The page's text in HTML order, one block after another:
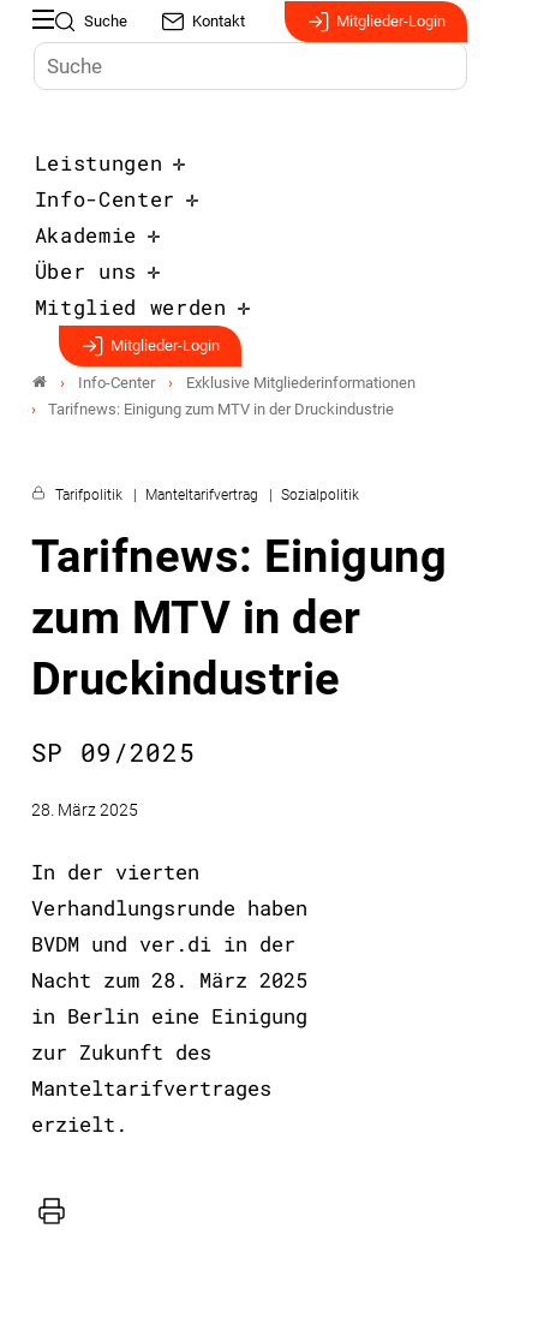
Suche Kontakt Mitglieder-Login
Leistungen
Info-Center
Akademie
Über uns
Mitglied werden
Mitglieder-Login
Info-Center
Exklusive Mitgliederinformationen
Tarifnews: Einigung zum MTV in der Druckindustrie
Tarifpolitik Manteltarifvertrag Sozialpolitik
Tarifnews: Einigung
zum MTV in der
Druckindustrie
SP 09/2025
28. März 2025
In der vierten
Verhandlungsrunde haben
BVDM und ver.di in der
Nacht zum 28. März 2025
in Berlin eine Einigung
zur Zukunft des
Manteltarifvertrages
erzielt.
Drucker